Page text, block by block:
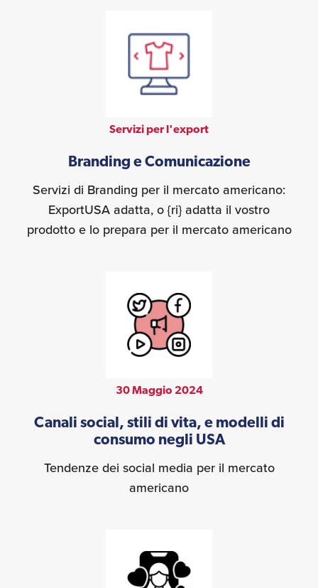
Servizi per l'export
Branding e Comunicazione
Servizi di Branding per il mercato americano:
ExportUSA adatta, o {ri} adatta il vostro
prodotto e lo prepara per il mercato americano
30 Maggio 2024
Canali social, stili di vita, e modelli di
consumo negli USA
Tendenze dei social media per il mercato
americano